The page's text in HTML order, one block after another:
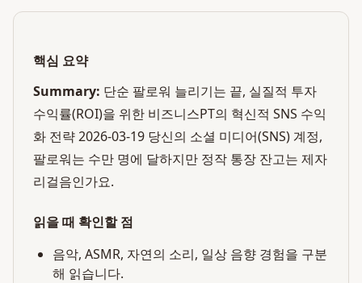
핵심 요약
Summary: 단순 팔로워 늘리기는 끝, 실질적 투자
수익률(ROI)을 위한 비즈니스PT의 혁신적 SNS 수익
화 전략 2026-03-19 당신의 소셜 미디어(SNS) 계정,
팔로워는 수만 명에 달하지만 정작 통장 잔고는 제자
리걸음인가요.
읽을 때 확인할 점
음악, ASMR, 자연의 소리, 일상 음향 경험을 구분
해 읽습니다.